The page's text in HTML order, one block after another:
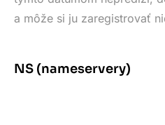
a môže si ju zaregistrovať
NS (nameservery)